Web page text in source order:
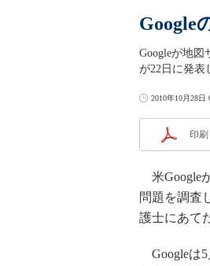
Google
Googleが地
が22日に発表
2010年10月28日
印刷
米Google
問題を調査
護士にあて
Googleは5